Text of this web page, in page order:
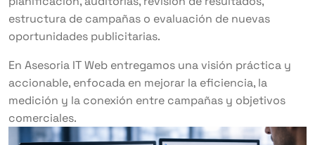
estructura de campañas o evaluación de nuevas
oportunidades publicitarias.
En Asesoria IT Web entregamos una visión práctica y
accionable, enfocada en mejorar la eficiencia, la
medición y la conexión entre campañas y objetivos
comerciales.